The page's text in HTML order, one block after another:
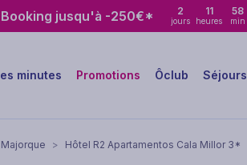
jusqu'à -250€* 2
jours
11
heures
58
min
minutes Promotions Ôclub Séjours
> Hôtel R2 Apartamentos Cala Millor 3*